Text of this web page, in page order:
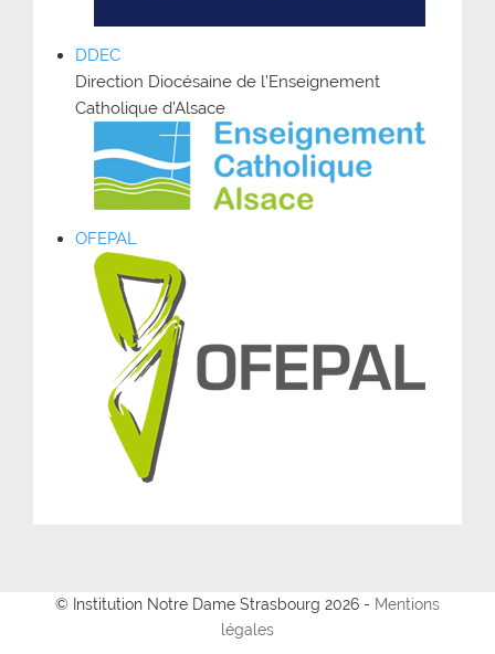
DDEC
Direction Diocésaine de l’Enseignement
Catholique d’Alsace
OFEPAL
© Institution Notre Dame Strasbourg 2026 - Mentions
légales